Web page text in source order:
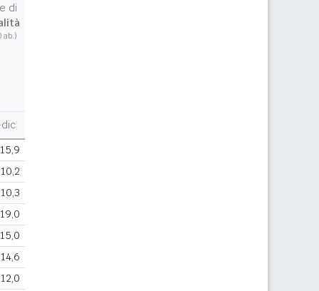
di
ab.)
15,9
10,2
10,3
19,0
15,0
14,6
12,0